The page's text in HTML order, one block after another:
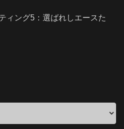
ィング5：選ばれしエースた